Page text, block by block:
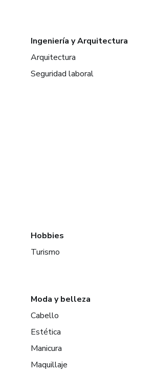
Ingeniería y Arquitectura
Arquitectura
Seguridad laboral
Hobbies
Turismo
Moda y belleza
Cabello
Estética
Manicura
Maquillaje